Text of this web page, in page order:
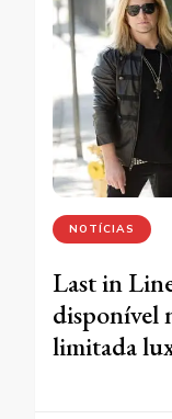
NOTÍCIAS
Last in
disponível
limitada